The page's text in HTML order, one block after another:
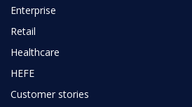
Enterprise
Retail
Healthcare
HEFE
Customer stories